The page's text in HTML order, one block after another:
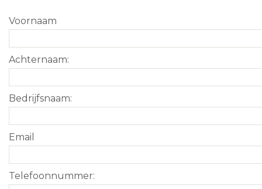
Voornaam
Achternaam:
Bedrijfsnaam:
Email
Telefoonnummer: